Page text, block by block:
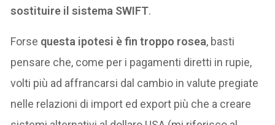
sostituire il sistema SWIFT.
Forse questa ipotesi è fin troppo rosea, basti
pensare che, come per i pagamenti diretti in rupie,
volti più ad affrancarsi dal cambio in valute pregiate
nelle relazioni di import ed export più che a creare